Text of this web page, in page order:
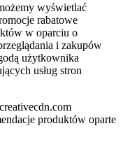
wyświetlać
rabatowe
w oparciu o
i zakupów
użytkownika
usług stron
produktów oparte